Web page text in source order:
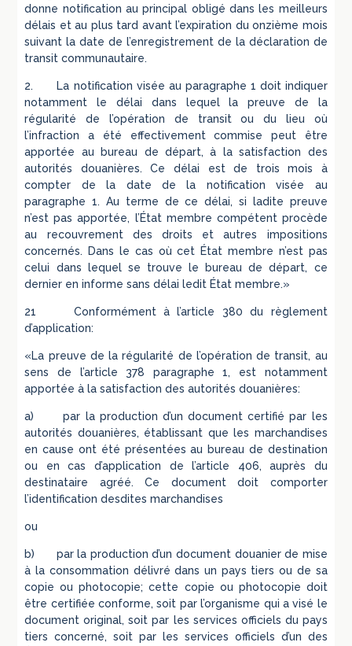
donne notification au principal obligé dans les meilleurs
délais et au plus tard avant l’expiration du onzième mois
suivant la date de l’enregistrement de la déclaration de
transit communautaire.
2. La notification visée au paragraphe 1 doit indiquer
notamment le délai dans lequel la preuve de la
régularité de l’opération de transit ou du lieu où
l’infraction a été effectivement commise peut être
apportée au bureau de départ, à la satisfaction des
autorités douanières. Ce délai est de trois mois à
compter de la date de la notification visée au
paragraphe 1. Au terme de ce délai, si ladite preuve
n’est pas apportée, l’État membre compétent procède
au recouvrement des droits et autres impositions
concernés. Dans le cas où cet État membre n’est pas
celui dans lequel se trouve le bureau de départ, ce
dernier en informe sans délai ledit État membre.»
21 Conformément à l’article 380 du règlement
d’application:
«La preuve de la régularité de l’opération de transit, au
sens de l’article 378 paragraphe 1, est notamment
apportée à la satisfaction des autorités douanières:
a) par la production d’un document certifié par les
autorités douanières, établissant que les marchandises
en cause ont été présentées au bureau de destination
ou en cas d’application de l’article 406, auprès du
destinataire agréé. Ce document doit comporter
l’identification desdites marchandises
ou
b) par la production d’un document douanier de mise
à la consommation délivré dans un pays tiers ou de sa
copie ou photocopie; cette copie ou photocopie doit
être certifiée conforme, soit par l’organisme qui a visé le
document original, soit par les services officiels du pays
tiers concerné, soit par les services officiels d’un des